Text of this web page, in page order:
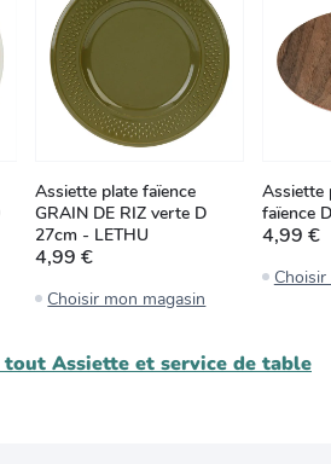
Assiette plate faïence
GRAIN DE RIZ verte D
27cm - LETHU
4,99 €
Choisir mon magasin
Assiette
faïence
4,99 €
tout Assiette et service de table